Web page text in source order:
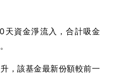
天資金淨流入，合計吸金
，該基金最新份額較前一